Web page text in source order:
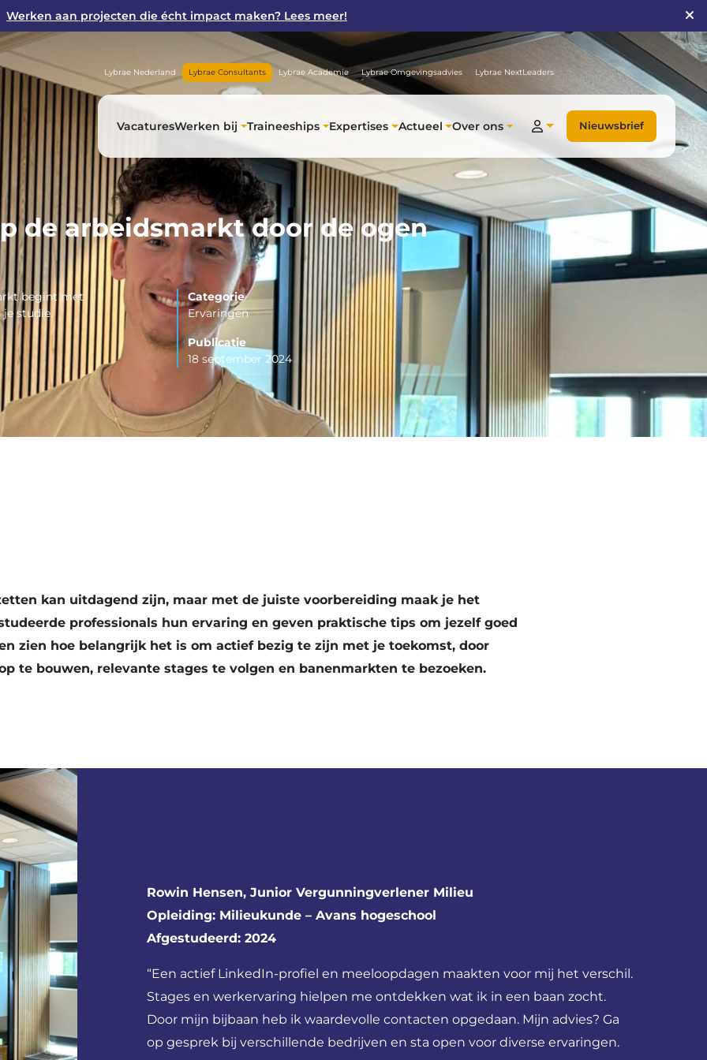
Werken aan projecten die écht impact maken? Lees meer!
Lybrae Nederland Lybrae Consultants Lybrae Academie Lybrae Omgevingsadvies Lybrae NextLeaders
VacaturesWerken bij Traineeships Expertises Actueel Over ons Nieuwsbrief
de arbeidsmarkt door de ogen
begint met
studie.
Categorie
Ervaringen
Publicatie
18 september 2024
kan uitdagend zijn, maar met de juiste voorbereiding maak je het
professionals hun ervaring en geven praktische tips om jezelf goed
zien hoe belangrijk het is om actief bezig te zijn met je toekomst, door
te bouwen, relevante stages te volgen en banenmarkten te bezoeken.
Rowin Hensen, Junior Vergunningverlener Milieu
Opleiding: Milieukunde – Avans hogeschool
Afgestudeerd: 2024
“Een actief LinkedIn-profiel en meeloopdagen maakten voor mij het verschil.
Stages en werkervaring hielpen me ontdekken wat ik in een baan zocht.
Door mijn bijbaan heb ik waardevolle contacten opgedaan. Mijn advies? Ga
op gesprek bij verschillende bedrijven en sta open voor diverse ervaringen.